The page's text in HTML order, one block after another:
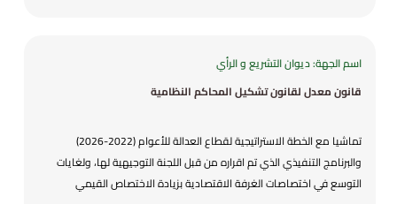
اسم الجهة: ديوان التشريع و الرأي
قانون معدل لقانون تشكيل المحاكم النظامية
تماشيا مع الخطة الاستراتيجية لقطاع العدالة للأعوام (2022-2026)
والبرنامج التنفيذي الذي تم اقراره من قبل اللجنة التوجيهية لها، ولغايات
التوسع في اختصاصات الغرفة الاقتصادية بزيادة الاختصاص القيمي